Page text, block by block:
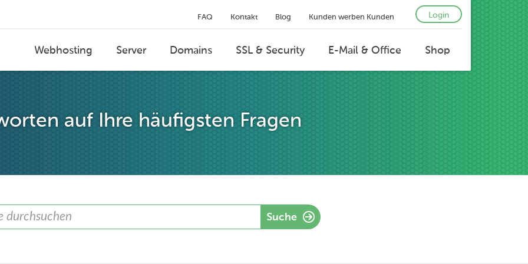
FAQ Kontakt Blog Kunden werben Kunden Login
Webhosting Server Domains SSL & Security E-Mail & Office Shop
auf Ihre häufigsten Fragen
Suche